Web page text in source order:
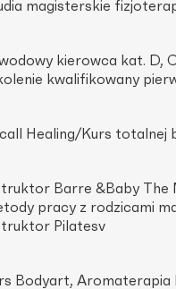
magisterskie
kierowca kat. D,
kwalifikowany
Healing/Kurs totalnej
Barre &Baby The
pracy z rodzicami
Pilatesv
Bodyart, Aromaterapia